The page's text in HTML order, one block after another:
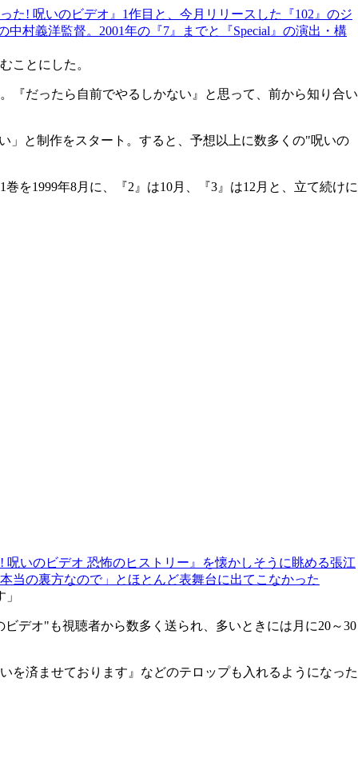
た! 呪いのビデオ』1作目と、今月リリースした『102』のジ
村義洋監督。2001年の『7』までと『Special』の演出・構
ことにした。
『だったら自前でやるしかない』と思って、前から知り合い
」と制作をスタート。すると、予想以上に数多くの"呪いの
を1999年8月に、『2』は10月、『3』は12月と、立て続けに
呪いのビデオ 恐怖のヒストリー』を懐かしそうに眺める張江
当の裏方なので」とほとんど表舞台に出てこなかった
デオ"も視聴者から数多く送られ、多いときには月に20～30
を済ませております』などのテロップも入れるようになった